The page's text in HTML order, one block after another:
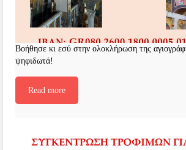
Βοήθησε κι εσύ στην ολοκλήρωση της
ψηφιδωτά!
Read more